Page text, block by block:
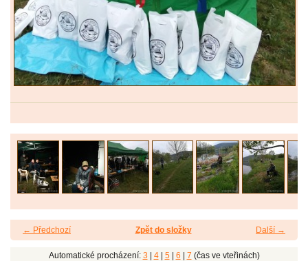
← Předchozí Další →
Zpět do složky
Automatické procházení: 3 | 4| 5| 6 | 7 (čas ve vteřinách)